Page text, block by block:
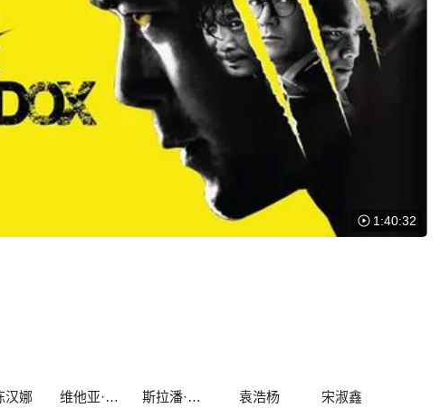
1:40:32
汉娜 维他亚·潘斯林加姆 斯拉潘·瓦塔纳金达 袁浩杨 宋淑鑫